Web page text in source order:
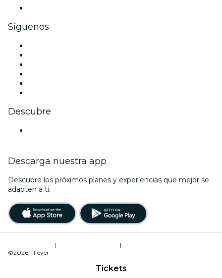
Tickets
Síguenos
Descubre
Descarga nuestra app
Descubre los próximos planes y experiencias que mejor se
adapten a ti.
| |
©2026 - Fever